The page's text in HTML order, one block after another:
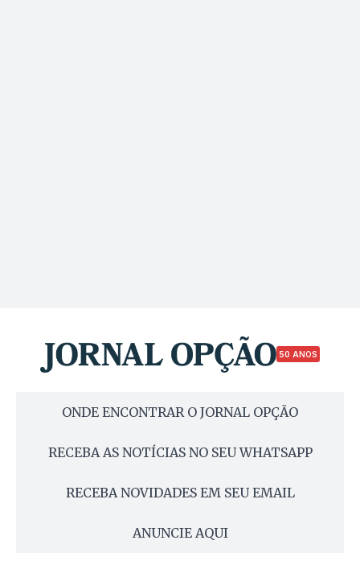
50 ANOS
ONDE ENCONTRAR O JORNAL OPÇÃO
RECEBA AS NOTÍCIAS NO SEU WHATSAPP
RECEBA NOVIDADES EM SEU EMAIL
ANUNCIE AQUI